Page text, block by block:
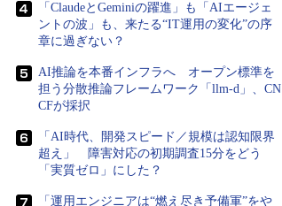
「ClaudeとGeminiの躍進」も「AIエージェ
ントの波」も、来たる“IT運用の変化”の序
章に過ぎない？
AI推論を本番インフラへ オープン標準を
担う分散推論フレームワーク「llm-d」、CN
CFが採択
「AI時代、開発スピード／規模は認知限界
超え」 障害対応の初期調査15分をどう
「実質ゼロ」にした？
「運用エンジニアは“燃え尽き予備軍”をや